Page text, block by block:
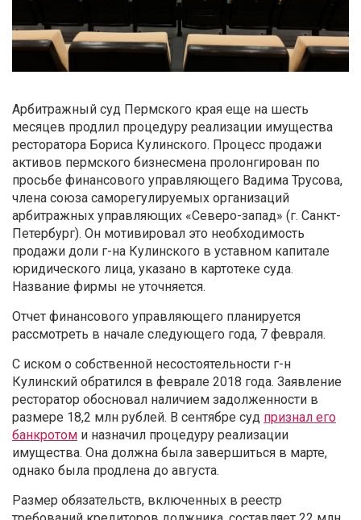
Арбитражный суд Пермского края еще на шесть
месяцев продлил процедуру реализации имущества
ресторатора Бориса Кулинского. Процесс продажи
активов пермского бизнесмена пролонгирован по
просьбе финансового управляющего Вадима Трусова,
члена союза саморегулируемых организаций
арбитражных управляющих «Северо-запад» (г. Санкт-
Петербург). Он мотивировал это необходимость
продажи доли г-на Кулинского в уставном капитале
юридического лица, указано в картотеке суда.
Название фирмы не уточняется.
Отчет финансового управляющего планируется
рассмотреть в начале следующего года, 7 февраля.
С иском о собственной несостоятельности г-н
Кулинский обратился в феврале 2018 года. Заявление
ресторатор обосновал наличием задолженности в
размере 18,2 млн рублей. В сентябре суд признал его
банкротом и назначил процедуру реализации
имущества. Она должна была завершиться в марте,
однако была продлена до августа.
Размер обязательств, включенных в реестр